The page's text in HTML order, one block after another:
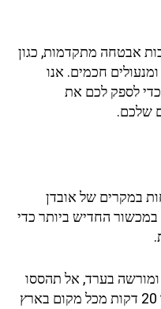
אבטחה מתקדמות, כגון
חכמים. אנו
לספק לכם את
שלכם.
במקרים של אובדן
החדיש ביותר כדי
בערד, אל תהססו
לפנות אלינו. אנו נגיע אליכם בתוך 20 דקות מכל מקום בארץ